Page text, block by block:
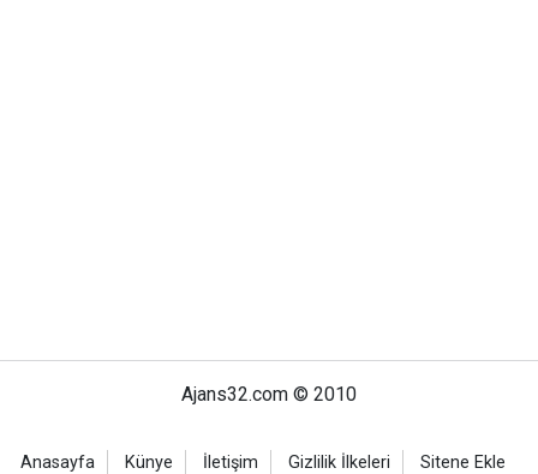
Ajans32.com © 2010
Anasayfa Künye İletişim Gizlilik İlkeleri Sitene Ekle